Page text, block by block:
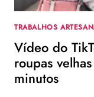
TRABALHOS
Vídeo do
roupas
minutos